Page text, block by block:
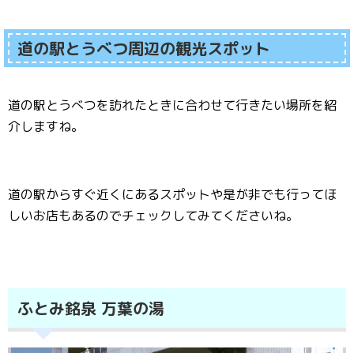
道の駅とうべつ周辺の観光スポット
道の駅とうべつを訪れたときに合わせて行きたい場所を紹
介しますね。
道の駅からすぐ近くにあるスポットや是が非でも行ってほ
しいお店もあるのでチェックしてみてくださいね。
ふとみ銘泉 万葉の湯